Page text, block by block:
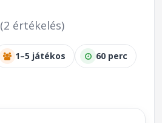
(2 értékelés)
1–5 játékos 60 perc